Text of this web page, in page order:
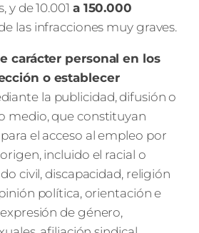
y de 10.001 a 150.000
las infracciones muy graves.
carácter personal en los
o establecer
la publicidad, difusión o
medio, que constituyan
el acceso al empleo por
incluido el racial o
civil, discapacidad, religión
política, orientación e
de género,